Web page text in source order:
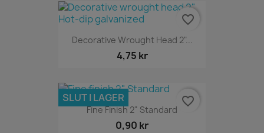
Decorative Wrought Head 2"...
4,75 kr
favorite_border
Fine Finish 2" Standard
0,90 kr
SLUT I LAGER favorite_border